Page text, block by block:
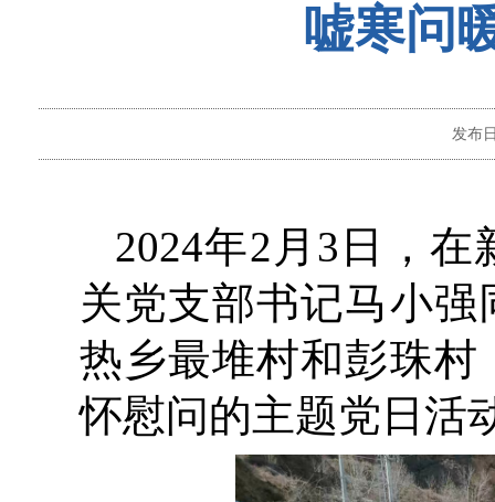
嘘寒问
发布
2024年2月3日，
关党支部书记马小
热乡最堆村和彭珠
怀慰问的主题党日活